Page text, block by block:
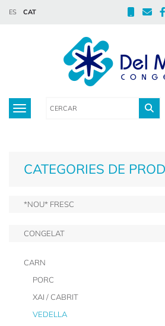
ES CAT
Toggle navigation
CATEGORIES DE
*NOU* FRESC
CONGELAT
CARN
PORC
XAI / CABRIT
VEDELLA